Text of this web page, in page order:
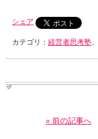
シェア
カテゴリ： 経営者思考塾、
« 前の記事へ